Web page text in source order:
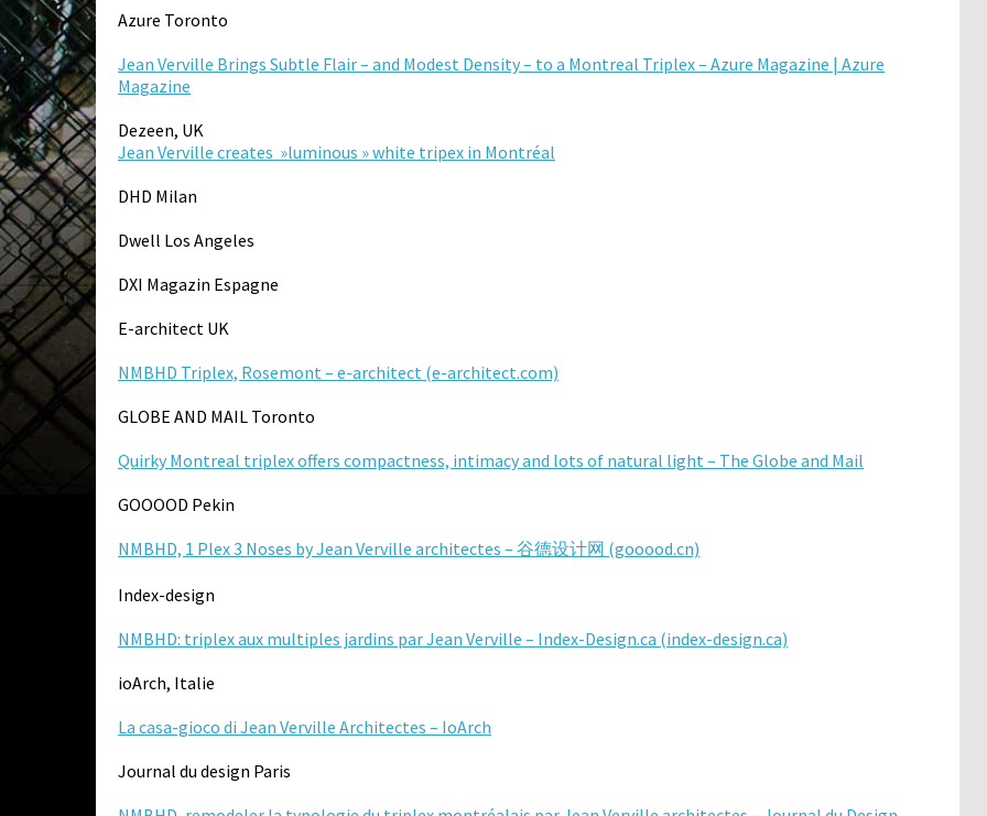
Azure Toronto
Jean Verville Brings Subtle Flair – and Modest Density – to a Montreal Triplex – Azure Magazine | Azure
Magazine
Dezeen, UK
Jean Verville creates »luminous » white tripex in Montréal
DHD Milan
Dwell Los Angeles
DXI Magazin Espagne
E-architect UK
NMBHD Triplex, Rosemont – e-architect (e-architect.com)
GLOBE AND MAIL Toronto
Quirky Montreal triplex offers compactness, intimacy and lots of natural light – The Globe and Mail
GOOOOD Pekin
NMBHD, 1 Plex 3 Noses by Jean Verville architectes – 谷德设计网 (gooood.cn)
Index-design
NMBHD: triplex aux multiples jardins par Jean Verville – Index-Design.ca (index-design.ca)
ioArch, Italie
La casa-gioco di Jean Verville Architectes – IoArch
Journal du design Paris